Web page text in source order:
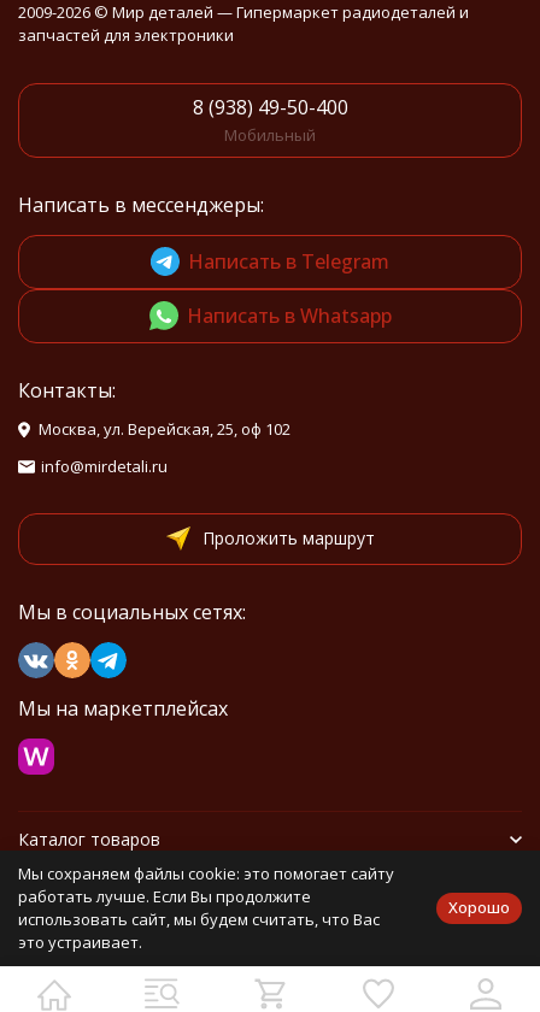
2009-2026 © Мир деталей — Гипермаркет радиодеталей и
запчастей для электроники
8 (938) 49-50-400
Мобильный
Написать в мессенджеры:
Написать в Telegram
Написать в Whatsapp
Контакты:
Москва, ул. Верейская, 25, оф 102
info@mirdetali.ru
Проложить маршрут
Мы в социальных сетях:
Мы на маркетплейсах
Каталог товаров
Информация
Политика персональных данных Карта сайта
Мы сохраняем файлы cookie: это помогает сайту
работать лучше. Если Вы продолжите
использовать сайт, мы будем считать, что Вас
это устраивает.
Хорошо